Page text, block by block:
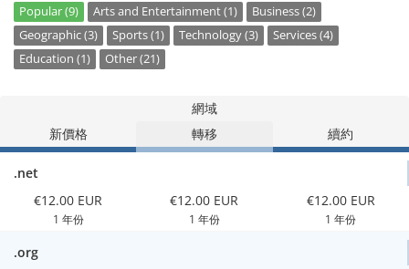
Popular (9) Arts and Entertainment (1)
Business (2)
Geographic (3)
Sports (1) Technology (3)
Services (4)
Education (1)
Other (21)
網域
新價格
轉移 續約
.net
€12.00 EUR
1 年份
€12.00 EUR
1 年份
€12.00 EUR
1 年份
.org